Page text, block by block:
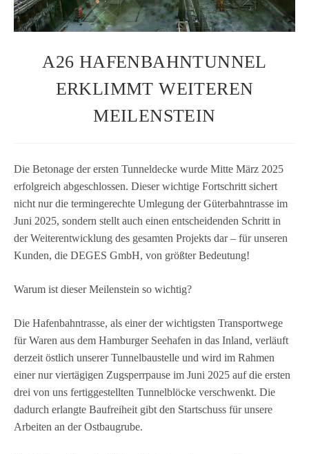
A26 HAFENBAHNTUNNEL
ERKLIMMT WEITEREN
MEILENSTEIN
Die Beto­nage der ers­ten Tun­nel­de­cke wurde Mitte März 2025
erfolg­reich abge­schlos­sen. Die­ser wich­tige Fort­schritt sichert
nicht nur die ter­min­ge­rechte Umle­gung der Güter­bahn­trasse im
Juni 2025, son­dern stellt auch einen ent­schei­den­den Schritt in
der Wei­ter­ent­wick­lung des gesam­ten Pro­jekts dar – für unse­ren
Kun­den, die DEGES GmbH, von größ­ter Bedeutung!
Warum ist die­ser Mei­len­stein so wichtig?
Die Hafen­bahn­trasse, als einer der wich­tigs­ten Trans­port­wege
für Waren aus dem Ham­bur­ger See­ha­fen in das Inland, ver­läuft
der­zeit öst­lich unse­rer Tun­nel­bau­stelle und wird im Rah­men
einer nur vier­tä­gi­gen Zug­sperr­pause im Juni 2025 auf die ers­ten
drei von uns fer­tig­ge­stell­ten Tun­nel­blö­cke ver­schwenkt. Die
dadurch erlangte Bau­frei­heit gibt den Start­schuss für unsere
Arbei­ten an der Ostbaugrube.